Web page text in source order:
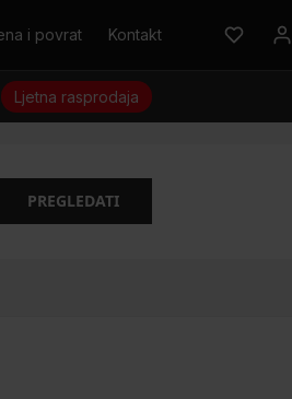
i povrat Kontakt
Ljetna rasprodaja
PREGLEDATI